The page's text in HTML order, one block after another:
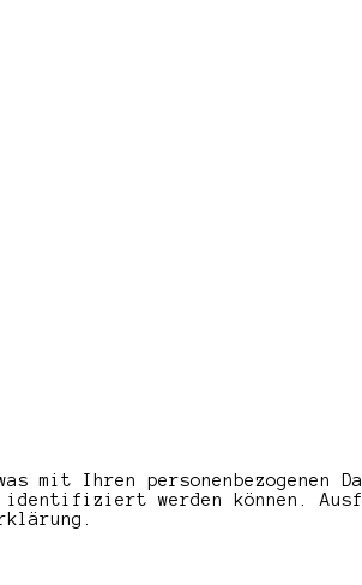
mit Ihren personenbezogenen
werden können.